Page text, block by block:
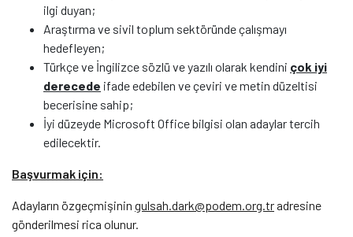
ilgi duyan;
Araştırma ve sivil toplum sektöründe çalışmayı
hedefleyen;
Türkçe ve İngilizce sözlü ve yazılı olarak kendini çok iyi
derecede ifade edebilen ve çeviri ve metin düzeltisi
becerisine sahip;
İyi düzeyde Microsoft Office bilgisi olan adaylar tercih
edilecektir.
Başvurmak için:
Adayların özgeçmişinin gulsah.dark@podem.org.tradresine
gönderilmesi rica olunur.